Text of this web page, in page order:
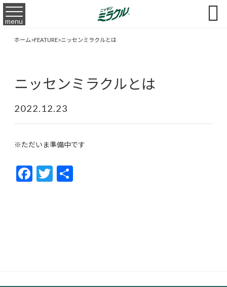
menu 
ホーム>FEATURE>ニッセンミラクルとは
ニッセンミラクルとは
2022.12.23
※ただいま準備中です
F
ac
T
w